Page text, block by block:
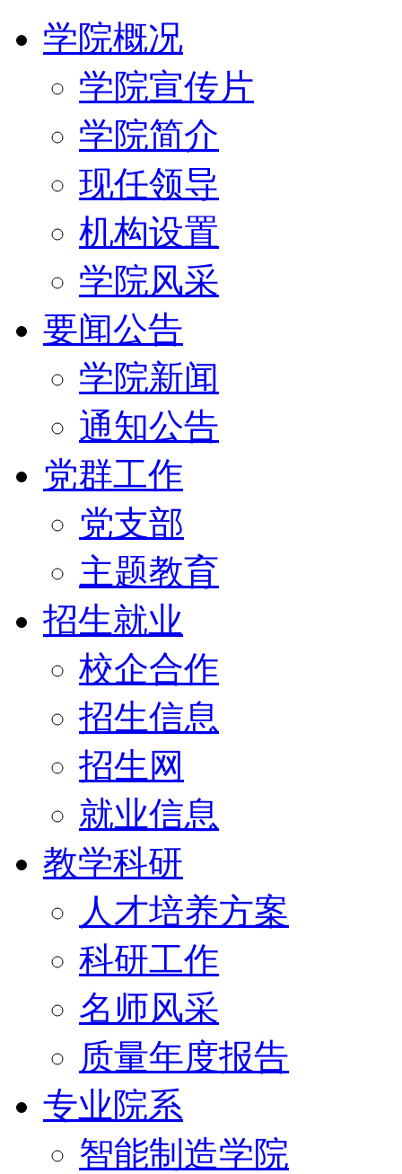
学院概况
学院宣传片
学院简介
现任领导
机构设置
学院风采
要闻公告
学院新闻
通知公告
党群工作
党支部
主题教育
招生就业
校企合作
招生信息
招生网
就业信息
教学科研
人才培养方案
科研工作
名师风采
质量年度报告
专业院系
智能制造学院